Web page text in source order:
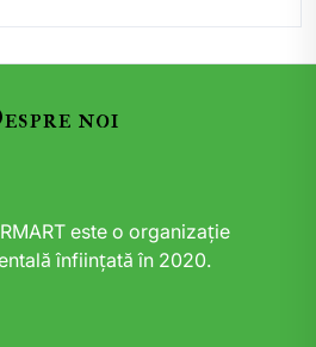
noi
este o organizație
înființată în 2020.